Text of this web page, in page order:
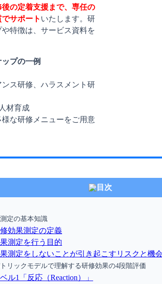
の定着支援まで、専任の
サポート いたします。研
特徴は、サービス資料を
プの一例
ンス研修、ハラスメント研
材育成
な研修メニューをご用意
目次
定の基本知識
効果測定の定義
測定を行う目的
測定をしないことが引き起こすリスクと機
リックモデルで理解する研修効果の4段階評価
ル1「反応（Reaction）」